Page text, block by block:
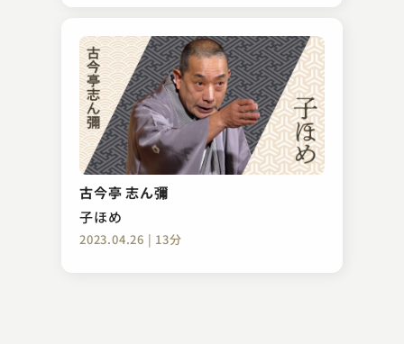
古今亭 志ん彌
子ほめ
2023.04.26 | 13分
柳家 さん花
たいこ腹
2023.08.01 | 11分